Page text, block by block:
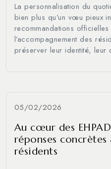
La personnalisation du
bien plus qu’un vœu pieux
recommandations
l’accompagnement des
préserver leur identité, leur
05/02/2026
Au cœur des
réponses concrètes
résidents